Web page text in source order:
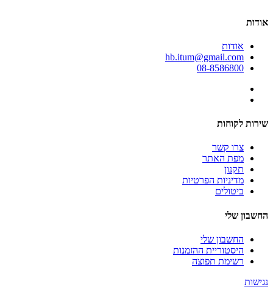
אודות
אודות
hb.itum@gmail.com
08-8586800
שירות לקוחות
צרו קשר
מפת האתר
תקנון
מדיניות הפרטיות
ביטולים
החשבון שלי
החשבון שלי
היסטוריית ההזמנות
רשימת תפוצה
נגישות